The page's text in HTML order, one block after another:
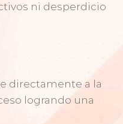
ni desperdicio
directamente a la
logrando una